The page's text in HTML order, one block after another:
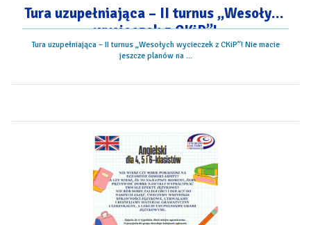
Tura uzupełniająca – II turnus „Wesołych
wycieczek z CKiP”!
Tura uzupełniająca – II turnus „Wesołych wycieczek z CKiP”! Nie macie
jeszcze planów na ...